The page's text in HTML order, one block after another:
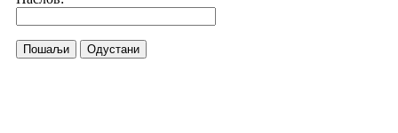
Пошаљи Одустани